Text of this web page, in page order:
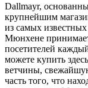
Dallmayr,
крупнейшим
из самых
Мюнхене
посетителей
можете купить
ветчины,
часть того, что